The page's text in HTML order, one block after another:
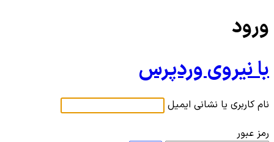
ورود
با نیروی وردپرس
نام کاربری یا نشانی ایمیل
رمز عبور